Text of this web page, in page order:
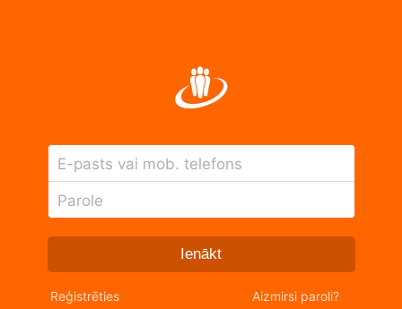
E-pasts vai mob. telefons
Parole
Ienākt
Reģistrēties Aizmirsi paroli?